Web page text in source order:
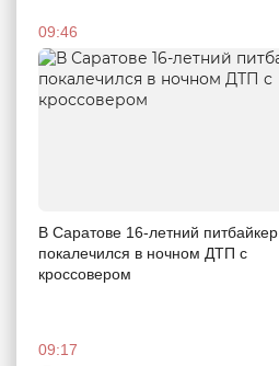
09:46
В Саратове 16-летний питбайкер
покалечился в ночном ДТП с
кроссовером
09:17